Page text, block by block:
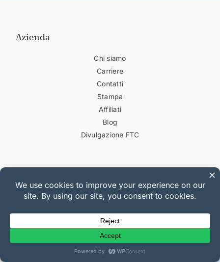
Azienda
Chi siamo
Carriere
Contatti
Stampa
Affiliati
Blog
Divulgazione FTC
Supporto
Piani e Prezzi
Registro delle modifiche
Hosting WordPress